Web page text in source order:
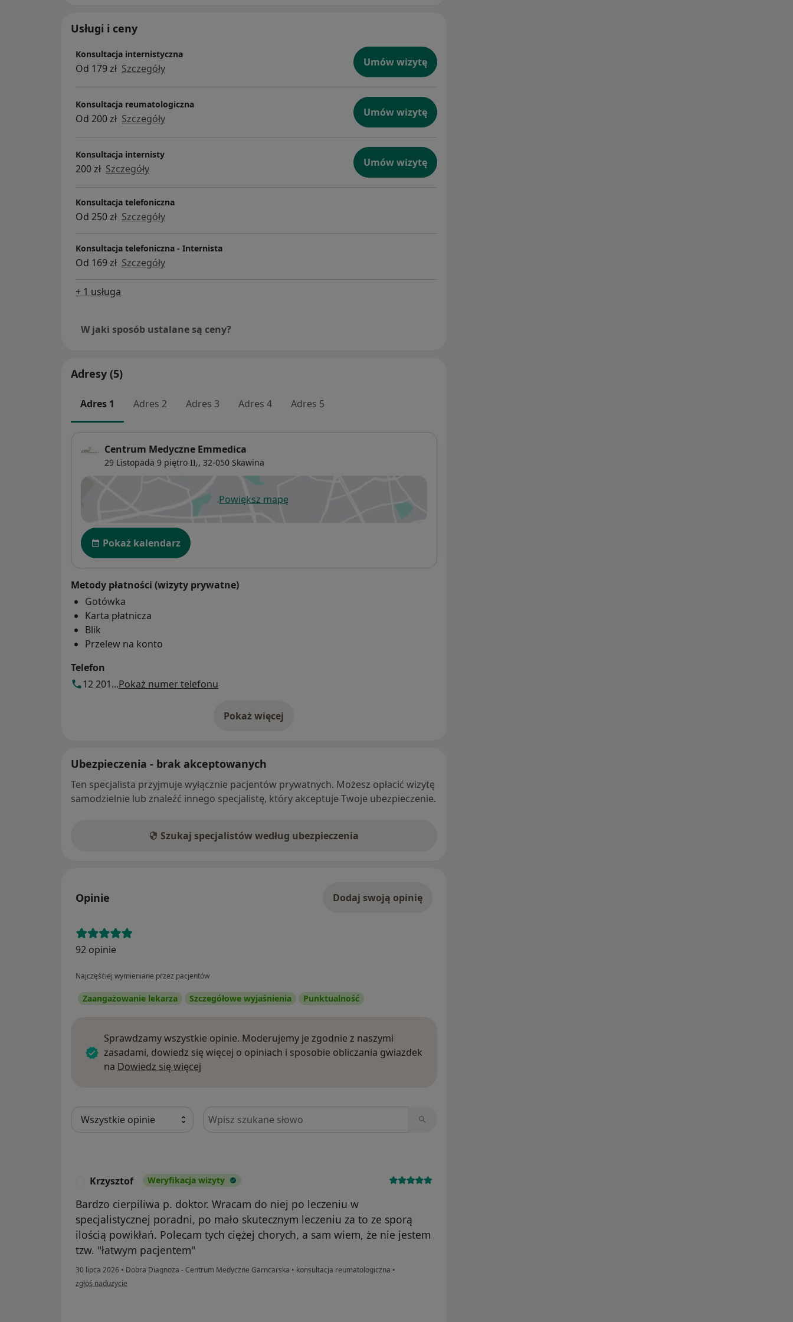
Usługi i ceny
Konsultacja internistyczna
Od 179 zł Szczegóły Umów wizytę
Konsultacja reumatologiczna
Od 200 zł Szczegóły Umów wizytę
Konsultacja internisty
200 zł Szczegóły Umów wizytę
Konsultacja telefoniczna
Od 250 zł Szczegóły
Konsultacja telefoniczna - Internista
Od 169 zł Szczegóły
+ 1 usługa
W jaki sposób ustalane są ceny?
Adresy (5)
Adres 1 Adres 2 Adres 3 Adres 4 Adres 5
Centrum Medyczne Emmedica
29 Listopada 9 piętro II,, 32-050 Skawina
Powiększ mapęotwiera się w nowej karcie
Dostępność
Pokaż kalendarz
Metody płatności (wizyty prywatne)
Gotówka
Karta płatnicza
Blik
Przelew na konto
Telefon
12 201...Pokaż numer telefonu
Pokaż więcej
o adresie
Ubezpieczenia - brak akceptowanych
Ten specjalista przyjmuje wyłącznie pacjentów prywatnych. Możesz opłacić wizytę
samodzielnie lub znaleźć innego specjalistę, który akceptuje Twoje ubezpieczenie.
Szukaj specjalistów według ubezpieczenia
Opinie Dodaj swoją opinię
92 opinie
Najczęściej wymieniane przez pacjentów
Zaangażowanie lekarza Szczegółowe wyjaśnienia Punktualność
Sprawdzamy wszystkie opinie. Moderujemy je zgodnie z naszymi
zasadami, dowiedz się więcej o opiniach i sposobie obliczania gwiazdek
na Dowiedz się więcej
Szukaj w opiniach
Krzysztof Weryfikacja wizyty
Bardzo cierpiliwa p. doktor. Wracam do niej po leczeniu w
specjalistycznej poradni, po mało skutecznym leczeniu za to ze sporą
ilością powikłań. Polecam tych ciężej chorych, a sam wiem, że nie jestem
tzw. "łatwym pacjentem"
30 lipca 2026 • Dobra Diagnoza - Centrum Medyczne Garncarska • konsultacja reumatologiczna •
w opinii użytkownika Krzysztof
zgłoś nadużycie